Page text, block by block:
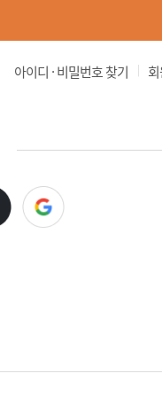
|
아이디 · 비밀번호 찾기